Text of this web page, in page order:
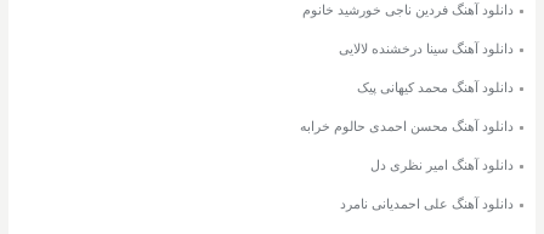
دانلود آهنگ فردین ناجی خورشید خانوم
دانلود آهنگ سینا درخشنده لالایی
دانلود آهنگ محمد کیهانی پیک
دانلود آهنگ محسن احمدی حالوم خرابه
دانلود آهنگ امیر نظری دل
دانلود آهنگ علی احمدیانی نامرد